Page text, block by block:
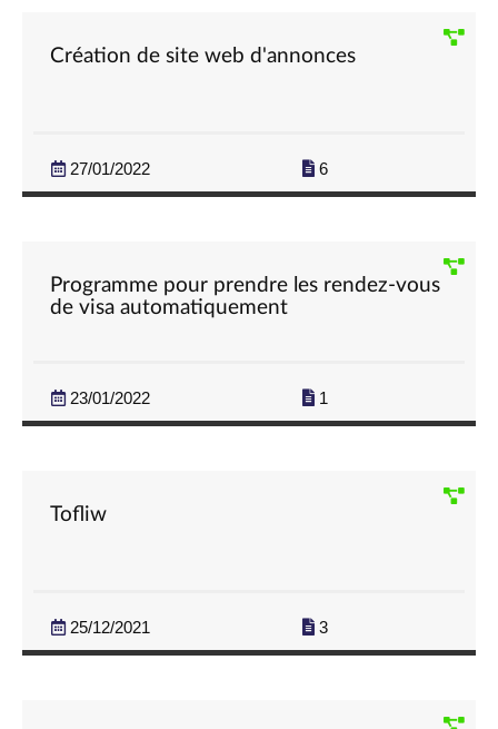
Création de site web d'annonces
27/01/2022 6
Programme pour prendre les rendez-vous
de visa automatiquement
23/01/2022 1
Tofliw
25/12/2021 3